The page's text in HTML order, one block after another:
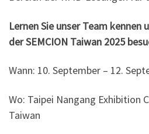
Lernen Sie unser Team kennen
der SEMCION Taiwan 2025
Wann: 10. September – 12.
Wo: Taipei Nangang Exhibition
Taiwan